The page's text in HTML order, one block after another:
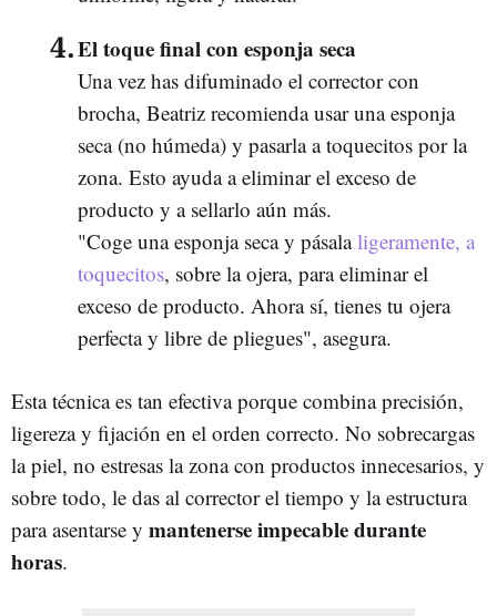
El toque final con esponja seca
Una vez has difuminado el corrector con
brocha, Beatriz recomienda usar una esponja
seca (no húmeda) y pasarla a toquecitos por la
zona. Esto ayuda a eliminar el exceso de
producto y a sellarlo aún más.
"Coge una esponja seca y pásalaligeramente, a
toquecitos, sobre la ojera, para eliminar el
exceso de producto. Ahora sí, tienes tu ojera
perfecta y libre de pliegues", asegura.
Esta técnica es tan efectiva porque combina precisión,
ligereza y fijación en el orden correcto. No sobrecargas
la piel, no estresas la zona con productos innecesarios, y
sobre todo, le das al corrector el tiempo y la estructura
para asentarse y mantenerse impecable durante
horas.